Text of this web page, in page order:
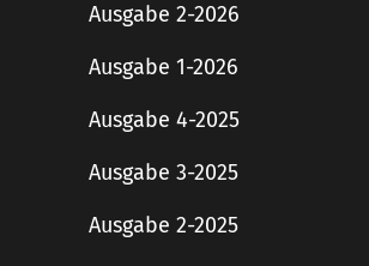
Ausgabe 2-2026
Ausgabe 1-2026
Ausgabe 4-2025
Ausgabe 3-2025
Ausgabe 2-2025